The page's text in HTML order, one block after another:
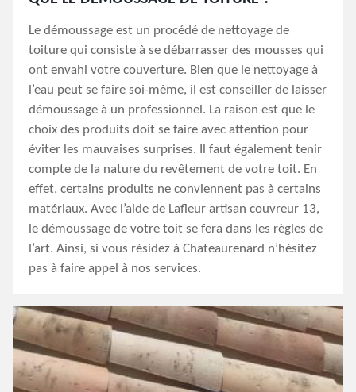
Le démoussage est un procédé de nettoyage de
toiture qui consiste à se débarrasser des mousses qui
ont envahi votre couverture. Bien que le nettoyage à
l’eau peut se faire soi-même, il est conseiller de laisser
démoussage à un professionnel. La raison est que le
choix des produits doit se faire avec attention pour
éviter les mauvaises surprises. Il faut également tenir
compte de la nature du revêtement de votre toit. En
effet, certains produits ne conviennent pas à certains
matériaux. Avec l’aide de Lafleur artisan couvreur 13,
le démoussage de votre toit se fera dans les règles de
l’art. Ainsi, si vous résidez à Chateaurenard n’hésitez
pas à faire appel à nos services.